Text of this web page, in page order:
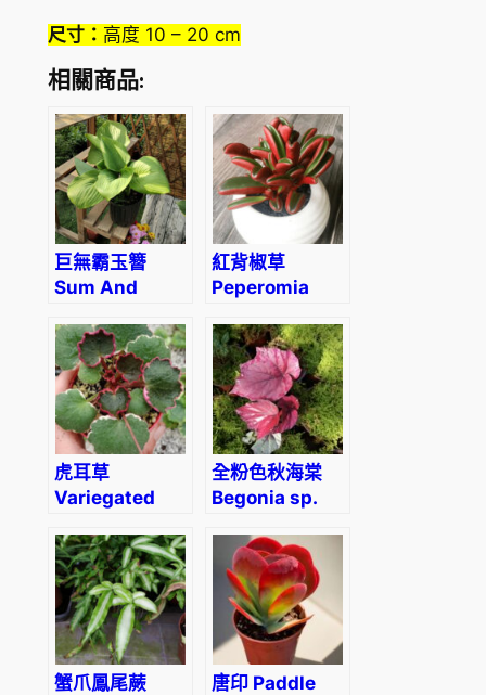
數
量
尺寸： 高度 10 – 20 cm
相關商品:
巨無霸玉簪
Sum And
Hosta
紅背椒草
Peperomia
虎耳草
Variegated
Begonia
(Saxifraga
stolonifera
var.)
全粉色秋海棠
Begonia sp.
蟹爪鳳尾蕨
唐印 Paddle